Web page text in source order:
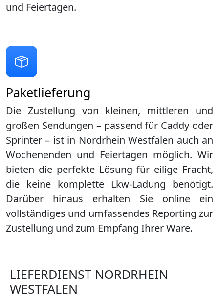
und Feiertagen.
Paketlieferung
Die Zustellung von kleinen, mittleren und
großen Sendungen – passend für Caddy oder
Sprinter – ist in Nordrhein Westfalen auch an
Wochenenden und Feiertagen möglich. Wir
bieten die perfekte Lösung für eilige Fracht,
die keine komplette Lkw-Ladung benötigt.
Darüber hinaus erhalten Sie online ein
vollständiges und umfassendes Reporting zur
Zustellung und zum Empfang Ihrer Ware.
LIEFERDIENST NORDRHEIN
WESTFALEN